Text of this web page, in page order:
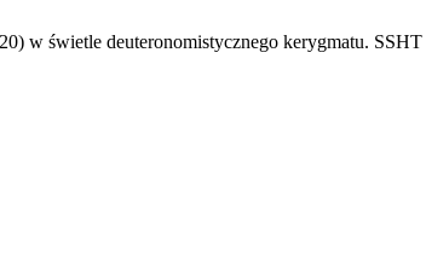
w świetle deuteronomistycznego kerygmatu.